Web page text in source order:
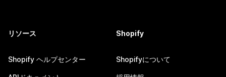
リソース
Shopify ヘルプセンター
Shopify
Shopifyについて